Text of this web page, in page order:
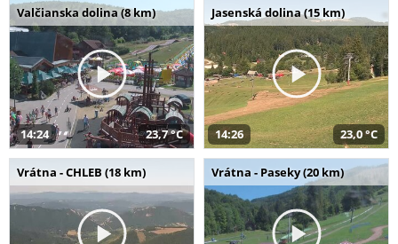
Valčianska dolina (8 km)
14:24 23,7 °C
Jasenská dolina (15 km)
14:26 23,0 °C
Vrátna - CHLEB (18 km) Vrátna - Paseky (20 km)